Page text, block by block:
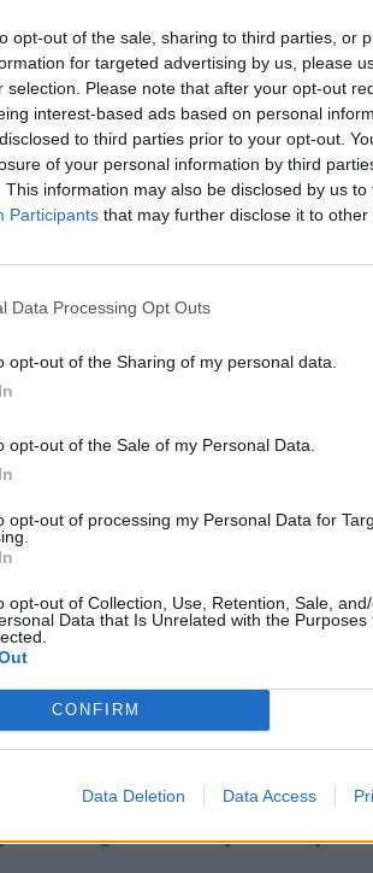
opt-out of the sale, sharing to third parties, or
for targeted advertising by us, please
selection. Please note that after your opt-out
interest-based ads based on personal
to third parties prior to your opt-out.
of your personal information by third
This information may also be disclosed by us
Participants that may further disclose it to other
Data Processing Opt Outs
opt-out of the Sharing of my personal data.
opt-out of the Sale of my Personal Data.
opt-out of processing my Personal Data for
opt-out of Collection, Use, Retention, Sale,
Data that Is Unrelated with the Purposes
CONFIRM
Data Deletion Data Access
διαπιστώθηκε ο θάνατός της. Οι
και έδωσαν μάχη για να
κοριτσάκι να νοσηλεύεται αρχικά
του νοσοκομείου «Αλεξάνδρα»
του «Έλενα Βενιζέλου».
15 Ιουλίου, και όπως ανέφερε
της δημοσιογράφου προήλθε από
είχε ανεύρυσμα το οποίο η
και συνάδελφοί της, η Ίσμα
όσο τίποτα και η χαρμόσυνη είδηση
το μεγαλύτερο όνειρό της.
ΔΙΑΦΗΜΙΣΗ
στοGoogle Newsκαι μάθετε